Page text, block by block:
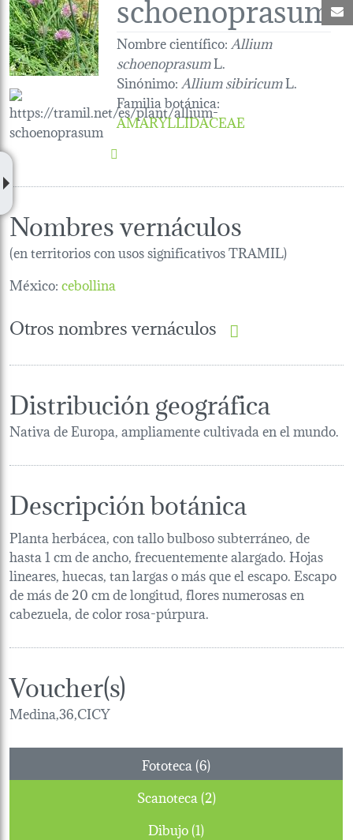
Nombre científico: Allium
schoenoprasumL.
Sinónimo: Allium sibiricumL.
Familia botánica:
AMARYLLIDACEAE
Nombres vernáculos
(en territorios con usos significativos TRAMIL)
México:cebollina
Otros nombres vernáculos
Distribución geográfica
Nativa de Europa, ampliamente cultivada en el mundo.
Descripción botánica
Planta herbácea, con tallo bulboso subterráneo, de
hasta 1 cm de ancho, frecuentemente alargado. Hojas
lineares, huecas, tan largas o más que el escapo. Escapo
de más de 20 cm de longitud, flores numerosas en
cabezuela, de color rosa-púrpura.
Voucher(s)
Medina,36,CICY
Fototeca (6)
Scanoteca (2)
Dibujo (1)